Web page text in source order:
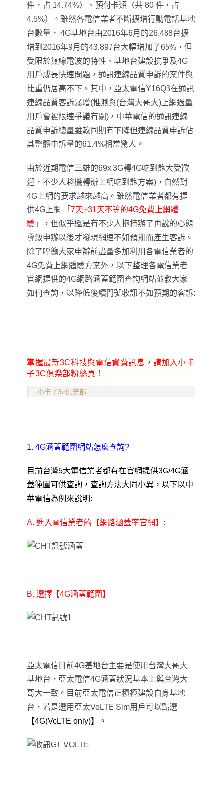
件，占 14.74%）、預付卡類（共 80 件，占
4.5%）。雖然各電信業者不斷擴增行動電話基地
台數量， 4G基地台由2016年6月的26,488台擴
增到2016年9月的43,897台大幅增加了65%，但
受限於無線電波的特性、基地台建設抗爭及4G
用戶成長快速問題，通訊連線品質申訴的案件與
比重仍居高不下。其中 ，亞太電信Y16Q3在通訊
連線品質客訴暴增(推測與(台灣大哥大)上網過量
用戶會被限速爭議有關) ，中華電信的通訊連線
品質申訴總量雖較同期有下降但連線品質申訴佔
其整體申訴量的61.4%相當驚人 。
由於近期電信三雄的69x 3G轉4G吃到飽大受歡
迎 ，不少人趁機轉辦上網吃到飽方案) ，自然對
4G上網的要求越來越高 。雖然電信業者都有提
供4G上網
「 7天~31天不等的4G免費上網體
驗 」
，但似乎還是有不少人抱持辦了再說的心態
導致申辦以後才發現網速不如預期而產生客訴 。
除了呼籲大家申辦前盡量多加利用各電信業者的
4G免費上網體驗方案外 ，以下整理各電信業者
官網提供的4G網路涵蓋範圍查詢網站並教大家
如何查詢 ，以降低後續門號收訊不如預期的客訴:
掌握最新3C科技與電信資費訊息，請加入小丰
子3C俱樂部粉絲頁！
小丰子3c俱樂部
1. 4G涵蓋範圍網站怎麼查詢?
目前台灣5大電信業者都有在官網提供3G/4G涵
蓋範圍可供查詢 ，查詢方法大同小異 ，以下以中
華電信為例來說明:
A. 進入電信業者的 【網路涵蓋率官網】:
B. 選擇 【4G涵蓋範圍】:
亞太電信目前4G基地台主要是使用台灣大哥大
基地台 ，亞太電信4G涵蓋狀況基本上與台灣大
哥大一致 。目前亞太電信正積極建設自身基地
台 ，若是選用亞太VoLTE Sim用戶可以點選
【4G(VoLTE only)】
。